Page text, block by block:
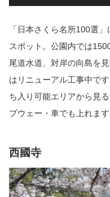
「日本さくら名所100選
スポット。公園内では
尾道水道、対岸の向島を
はリニューアル工事中で
ち入り可能エリアから見
プウェー・車でも上れます
西國寺